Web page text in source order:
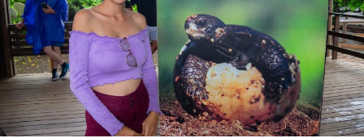
Gobierno Provincial en las elecciones seccionales de
2026, y que dará su respaldo a la candidatura de Marcos
Zambrano para dicho cargo.
“Conozco a Leonardo Rodríguez, creo que ha hecho una
gran gestión en mi pueblo, en Chone, y es uno de los
alcaldes mejor valorado en nuestra población, la gente